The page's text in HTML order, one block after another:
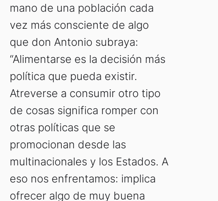
mano de una población cada
vez más consciente de algo
que don Antonio subraya:
“Alimentarse es la decisión más
política que pueda existir.
Atreverse a consumir otro tipo
de cosas significa romper con
otras políticas que se
promocionan desde las
multinacionales y los Estados. A
eso nos enfrentamos: implica
ofrecer algo de muy buena